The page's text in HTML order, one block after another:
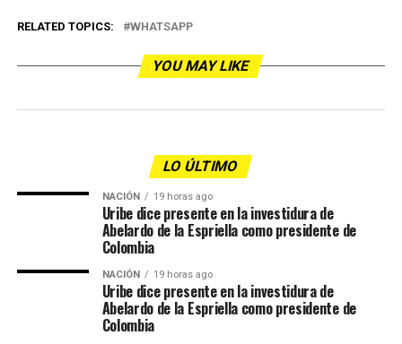
RELATED TOPICS: WHATSAPP
YOU MAY LIKE
LO ÚLTIMO
NACIÓN 19 horas ago
Uribe dice presente en la investidura de
Abelardo de la Espriella como presidente de
Colombia
NACIÓN 19 horas ago
Uribe dice presente en la investidura de
Abelardo de la Espriella como presidente de
Colombia